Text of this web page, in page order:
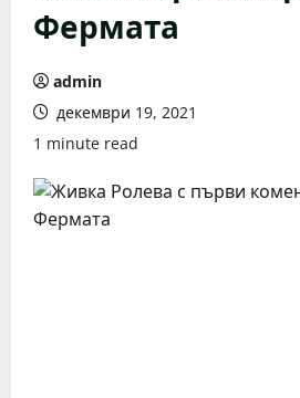
Фермата
admin
декември 19, 2021
1 minute read